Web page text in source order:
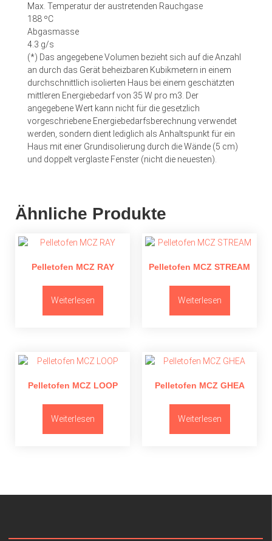
Max. Temperatur der austretenden Rauchgase
188 ºC
Abgasmasse
4.3 g/s
(*) Das angegebene Volumen bezieht sich auf die Anzahl
an durch das Gerät beheizbaren Kubikmetern in einem
durchschnittlich isolierten Haus bei einem geschätzten
mittleren Energiebedarf von 35 W pro m3. Der
angegebene Wert kann nicht für die gesetzlich
vorgeschriebene Energiebedarfsberechnung verwendet
werden, sondern dient lediglich als Anhaltspunkt für ein
Haus mit einer Grundisolierung durch die Wände (5 cm)
und doppelt verglaste Fenster (nicht die neuesten).
Ähnliche Produkte
Pelletofen MCZ RAY
Weiterlesen
Pelletofen MCZ STREAM
Weiterlesen
Pelletofen MCZ LOOP
Weiterlesen
Pelletofen MCZ GHEA
Weiterlesen